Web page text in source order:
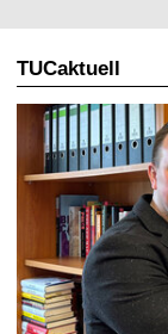
TUCaktuell